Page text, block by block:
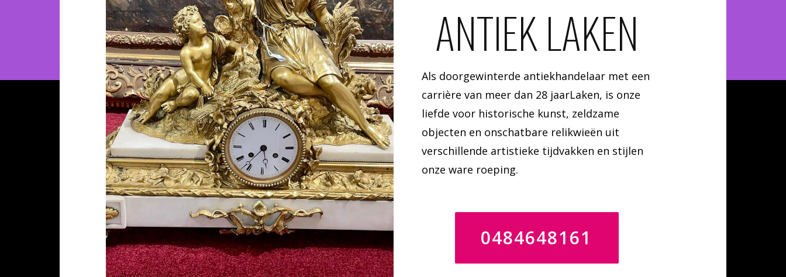
ANTIEK LAKEN
Als doorgewinterde antiekhandelaar met een
carrière van meer dan 28 jaarLaken, is onze
liefde voor historische kunst, zeldzame
objecten en onschatbare relikwieën uit
verschillende artistieke tijdvakken en stijlen
onze ware roeping.
0484648161